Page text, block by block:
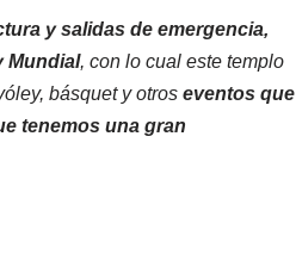
y salidas de emergencia,
Mundial, con lo cual este templo
básquet y otros eventos que
tenemos una gran